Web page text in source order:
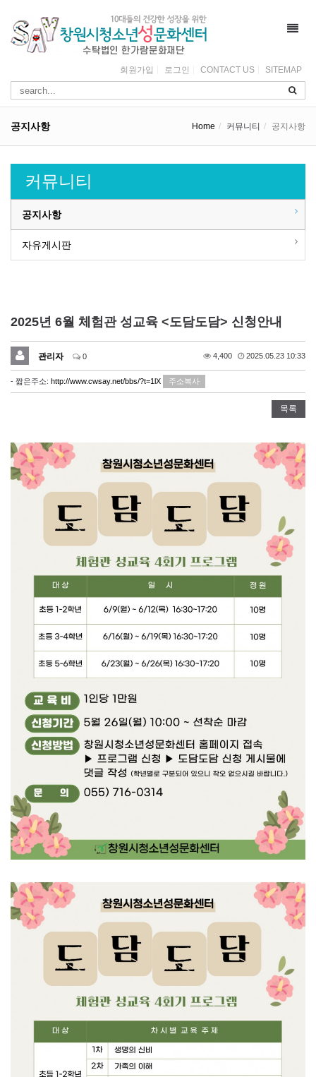
회원가입 로그인 CONTACT US SITEMAP
공지사항 Home 커뮤니티 공지사항
커뮤니티
공지사항
자유게시판
2025년 6월 체험관 성교육 <도담도담> 신청안내
관리자 0 4,400 2025.05.23 10:33
- 짧은주소: http://www.cwsay.net/bbs/?t=1lX 주소복사
목록